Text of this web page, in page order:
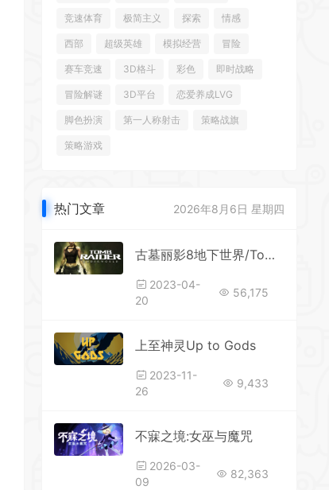
竞速体育 极简主义 探索 情感
西部 超级英雄 模拟经营 冒险
赛车竞速 3D格斗 彩色 即时战略
冒险解谜 3D平台 恋爱养成LVG
脚色扮演 第一人称射击 策略战旗
策略游戏
热门文章 2026年8月6日 星期四
古墓丽影8地下世界/Tomb Raider: Underworld
2023-04-
20
56,175
上至神灵Up to Gods
2023-11-
26
9,433
不寐之境:女巫与魔咒
2026-03-
09
82,363